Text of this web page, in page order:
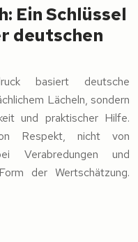
Ein Schlüssel
deutschen
basiert deutsche
Lächeln, sondern
und praktischer Hilfe.
Respekt, nicht von
Verabredungen und
der Wertschätzung.